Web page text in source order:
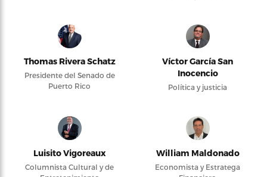
Thomas Rivera Schatz
Presidente del Senado de
Puerto Rico
Víctor García San
Inocencio
Política y justicia
Luisito Vigoreaux
Columnista Cultural y de
William Maldonado
Economista y Estratega